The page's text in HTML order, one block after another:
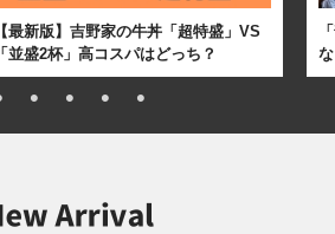
【最新版】吉野家の牛丼「超特盛」VS
「並盛2杯」高コスパはどっち？